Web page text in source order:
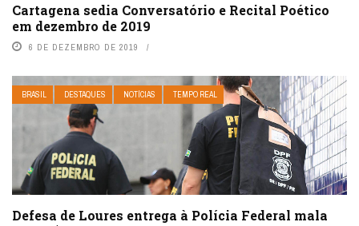
Cartagena sedia Conversatório e Recital Poético
em dezembro de 2019
6 DE DEZEMBRO DE 2019
BRASIL DESTAQUES NOTÍCIAS TEMPO REAL
Defesa de Loures entrega à Polícia Federal mala